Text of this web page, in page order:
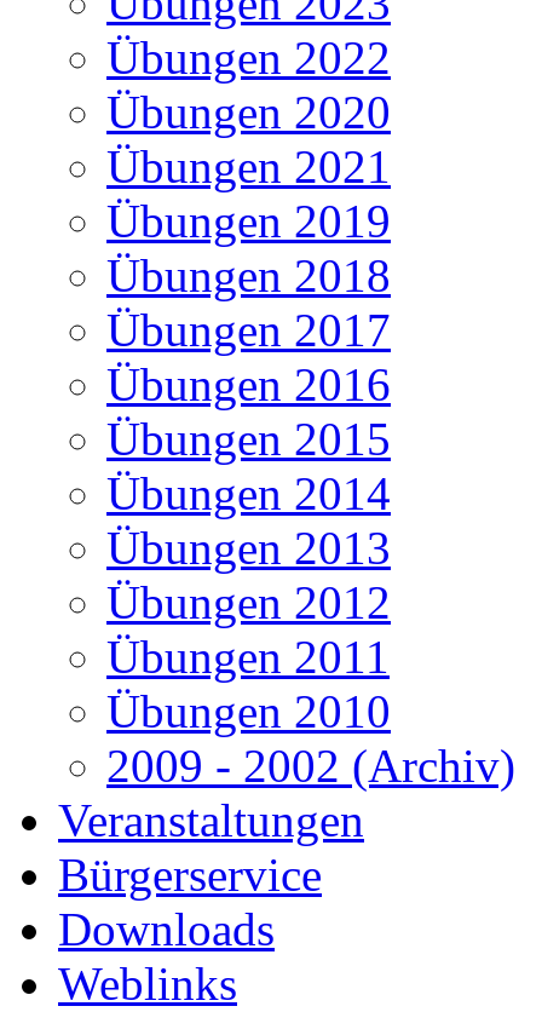
Übungen 2022
Übungen 2020
Übungen 2021
Übungen 2019
Übungen 2018
Übungen 2017
Übungen 2016
Übungen 2015
Übungen 2014
Übungen 2013
Übungen 2012
Übungen 2011
Übungen 2010
2009 - 2002 (Archiv)
Veranstaltungen
Bürgerservice
Downloads
Weblinks